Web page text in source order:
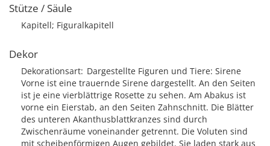
Stütze / Säule
Kapitell; Figuralkapitell
Dekor
Dekorationsart Dargestellte Figuren und Tiere: Sirene
Vorne ist eine trauernde Sirene dargestellt. An den Seiten
ist je eine vierblättrige Rosette zu sehen. Am Abakus ist
vorne ein Eierstab, an den Seiten Zahnschnitt. Die Blätter
des unteren Akanthusblattkranzes sind durch
Zwischenräume voneinander getrennt. Die Voluten sind
mit scheibenförmigen Augen gebildet. Sie laden stark aus